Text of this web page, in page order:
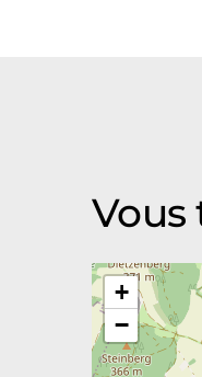
+
−